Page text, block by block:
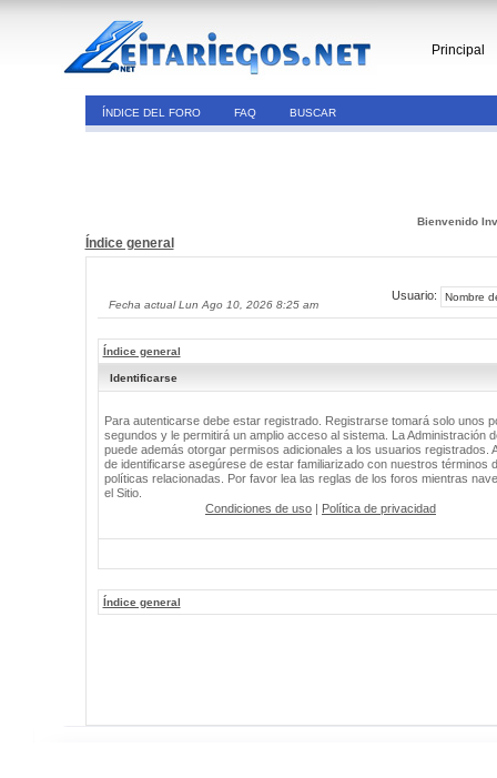
Principal
ÍNDICE DEL FORO FAQ BUSCAR
Bienvenido
Índice general
Fecha actual Lun Ago 10, 2026 8:25 am
Usuario:
Índice general
Identificarse
Para autenticarse debe estar registrado. Registrarse tomará solo unos
segundos y le permitirá un amplio acceso al sistema. La Administración
puede además otorgar permisos adicionales a los usuarios registrados.
de identificarse asegúrese de estar familiarizado con nuestros términos
políticas relacionadas. Por favor lea las reglas de los foros mientras
el Sitio.
Condiciones de uso | Política de privacidad
Índice general